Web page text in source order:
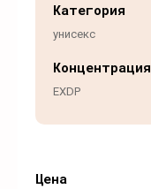
Цена
Категория
унисекс
Концентрация
EXDP